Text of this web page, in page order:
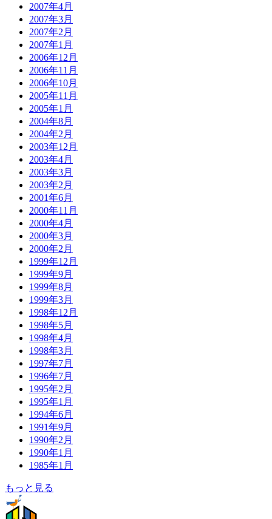
2007年4月
2007年3月
2007年2月
2007年1月
2006年12月
2006年11月
2006年10月
2005年11月
2005年1月
2004年8月
2004年2月
2003年12月
2003年4月
2003年3月
2003年2月
2001年6月
2000年11月
2000年4月
2000年3月
2000年2月
1999年12月
1999年9月
1999年8月
1999年3月
1998年12月
1998年5月
1998年4月
1998年3月
1997年7月
1996年7月
1995年2月
1995年1月
1994年6月
1991年9月
1990年2月
1990年1月
1985年1月
もっと見る